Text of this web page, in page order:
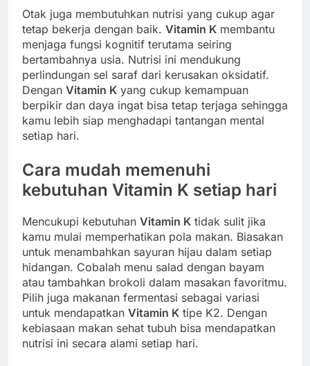
Otak juga membutuhkan nutrisi yang cukup agar
tetap bekerja dengan baik. Vitamin K membantu
menjaga fungsi kognitif terutama seiring
bertambahnya usia. Nutrisi ini mendukung
perlindungan sel saraf dari kerusakan oksidatif.
Dengan Vitamin K yang cukup kemampuan
berpikir dan daya ingat bisa tetap terjaga sehingga
kamu lebih siap menghadapi tantangan mental
setiap hari.
Cara mudah memenuhi
kebutuhan Vitamin K setiap hari
Mencukupi kebutuhan Vitamin K tidak sulit jika
kamu mulai memperhatikan pola makan. Biasakan
untuk menambahkan sayuran hijau dalam setiap
hidangan. Cobalah menu salad dengan bayam
atau tambahkan brokoli dalam masakan favoritmu.
Pilih juga makanan fermentasi sebagai variasi
untuk mendapatkan Vitamin K tipe K2. Dengan
kebiasaan makan sehat tubuh bisa mendapatkan
nutrisi ini secara alami setiap hari.